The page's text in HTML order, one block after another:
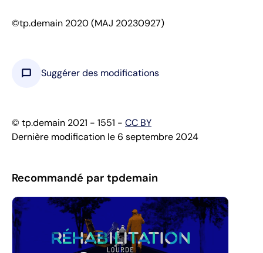
©tp.demain 2020 (MAJ 20230927)
chat_bubble Suggérer des modifications
© tp.demain 2021 - 1551 - CC BY
Dernière modification le 6 septembre 2024
Recommandé par tpdemain